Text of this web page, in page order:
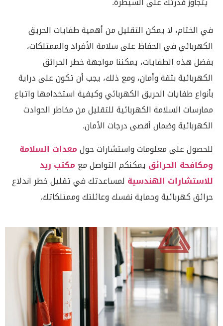
في الختام، لا يمكن التقليل من أهمية طفايات الحريق
الكهربائي في الحفاظ على سلامة الأفراد والممتلكات،
بفضل هذه الطفايات، يمكننا مواجهة خطر الحرائق
الكهربائية بثقة وأمان، ومع ذلك، يجب أن تكون على دراية
بأنواع طفايات الحريق الكهربائي وكيفية استخدامها واتباع
ممارسات السلامة الكهربائية للتقليل من مخاطر الحوادث
الكهربائية وضمان أقصى درجات الأمان.
للحصول على معلومات واستشارات حولمعدات السلامة
ومكافحة الحرائق يمكنكم التواصل معمكتب ريد
للاستشارات الهندسية لمساعدتك في تقليل خطر اندلاع
حرائق كهربائية وحماية نفسك وعائلتك وممتلكاتك.